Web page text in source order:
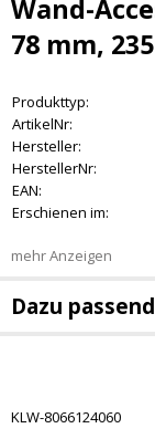
Wand-
78 mm,
Produkttyp:
ArtikelNr:
Hersteller:
HerstellerNr:
EAN:
Erschienen im:
mehr Anzeigen
Dazu passend
KLW-8066124060